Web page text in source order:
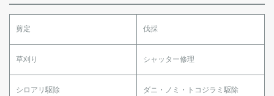
剪定 伐採
草刈り シャッター修理
シロアリ駆除 ダニ・ノミ・トコジラミ駆除